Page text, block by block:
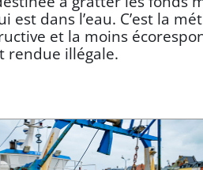
est dans l’eau. C’est la
et la moins
rendue illégale.